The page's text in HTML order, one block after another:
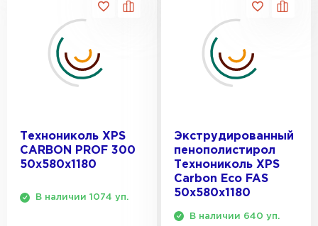
Технониколь XPS
CARBON PROF 300
50х580х1180
В наличии 1074 уп.
Экструдированный
пенополистирол
Технониколь XPS
Carbon Eco FAS
50х580х1180
В наличии 640 уп.
Утеплитель Isover
ПЕРЕЙТИ
Утеплитель Penoplex